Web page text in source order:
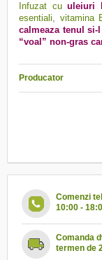
Infuzat cuuleiuri
esentiali, vitamina
calmeaza tenul
“voal” non-gras
Producator
Comenzi
10:00 -
Comanda
termen de